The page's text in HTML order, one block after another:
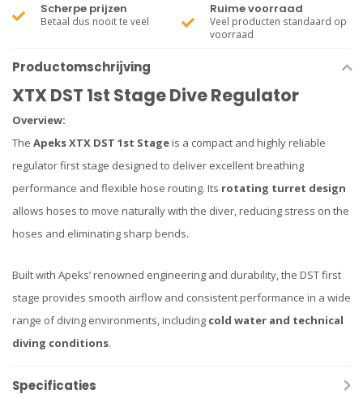
Scherpe prijzen
Betaal dus nooit te veel
Ruime voorraad
Veel producten standaard op
voorraad
Productomschrijving
XTX DST 1st Stage Dive Regulator
Overview:
The Apeks XTX DST 1st Stageis a compact and highly reliable
regulator first stage designed to deliver excellent breathing
performance and flexible hose routing. Its rotating turret design
allows hoses to move naturally with the diver, reducing stress on the
hoses and eliminating sharp bends.
Built with Apeks’ renowned engineering and durability, the DST first
stage provides smooth airflow and consistent performance in a wide
range of diving environments, including cold water and technical
diving conditions.
Specificaties